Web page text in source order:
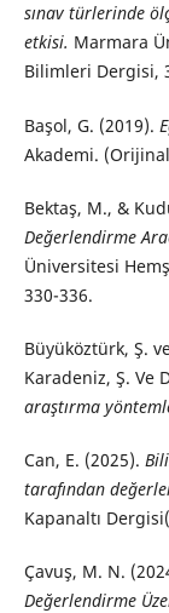
sınav türlerinde
etkisi. Marmara
Bilimleri Dergisi,
Başol, G. (2019).
Akademi.
Bektaş, M., &
Değerlendirme
Üniversitesi
330-336.
Büyüköztürk, Ş.
Karadeniz, Ş. Ve
araştırma
Can, E. (2025).
tarafından
Kapanaltı
Çavuş, M. N.
Değerlendirme